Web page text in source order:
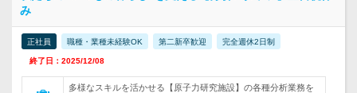
み
正社員 職種・業種未経験OK 第二新卒歓迎 完全週休2日制
終了日：2025/12/08
多様なスキルを活かせる【原子力研究施設】の各種分析業務を